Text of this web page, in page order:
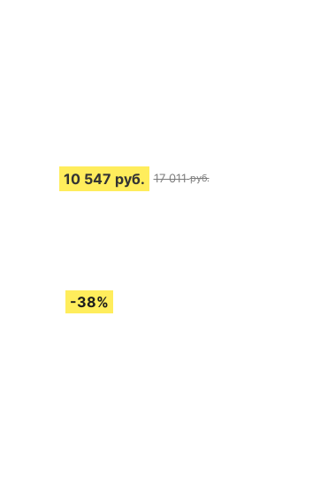
10 547 руб. 17 011 руб.